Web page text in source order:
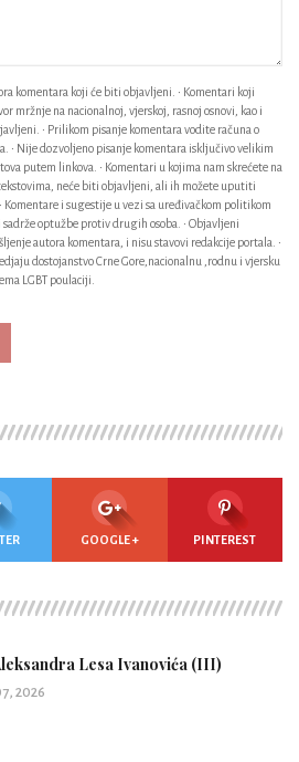
komentara koji će biti objavljeni. • Komentari koji
mržnje na nacionalnoj, vjerskoj, rasnoj osnovi, kao i
• Prilikom pisanje komentara vodite računa o
• Nije dozvoljeno pisanje komentara isključivo velikim
putem linkova. • Komentari u kojima nam skrećete na
neće biti objavljeni, ali ih možete uputiti
Komentare i sugestije u vezi sa uređivačkom politikom
optužbe protiv drugih osoba. • Objavljeni
autora komentara, i nisu stavovi redakcije portala. •
dostojanstvo Crne Gore,nacionalnu ,rodnu i vjersku
LGBT poulaciji.
GOOGLE + PINTEREST
Lesa Ivanovića (III)
2026